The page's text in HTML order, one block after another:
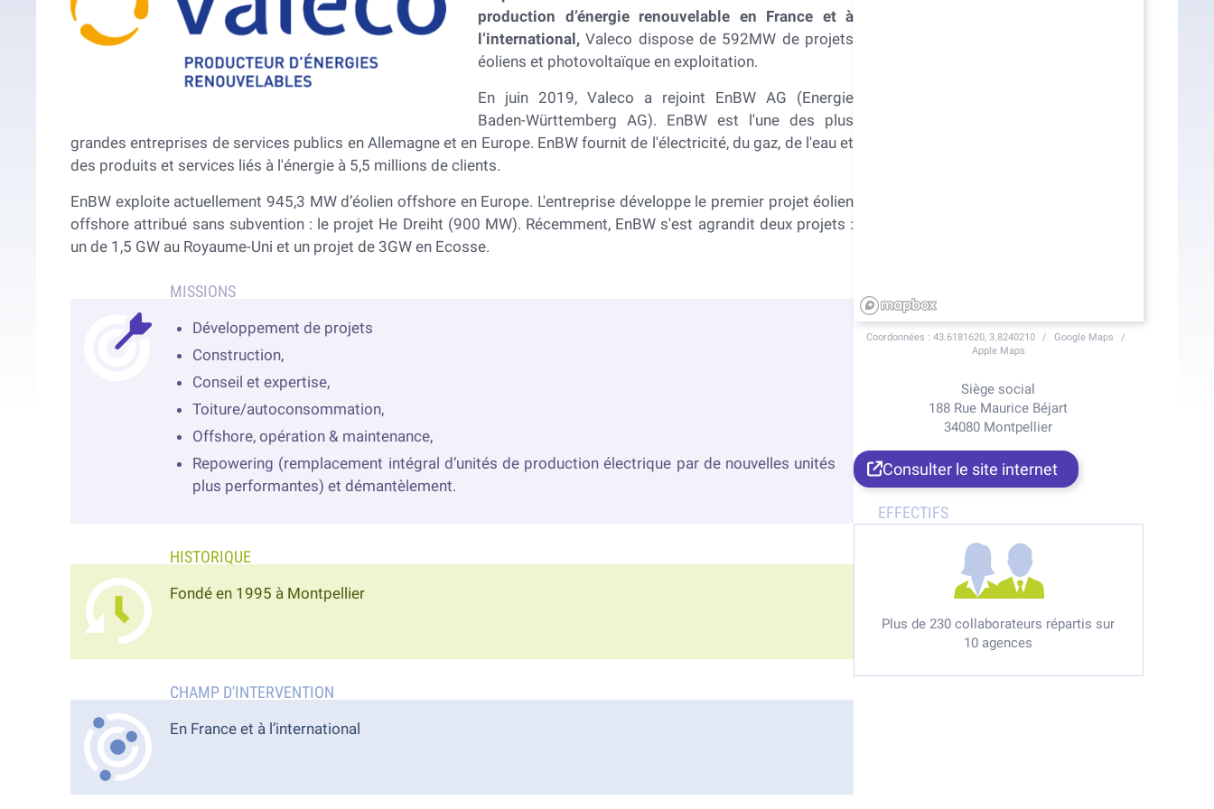
production d’énergie renouvelable en France et à
l’international, Valeco dispose de 592MW de projets
éoliens et photovoltaïque en exploitation.
En juin 2019, Valeco a rejoint EnBW AG (Energie
Baden-Württemberg AG). EnBW est l'une des plus
grandes entreprises de services publics en Allemagne et en Europe. EnBW fournit de l'électricité, du gaz, de l'eau et
des produits et services liés à l'énergie à 5,5 millions de clients.
EnBW exploite actuellement 945,3 MW d’éolien offshore en Europe. L'entreprise développe le premier projet éolien
offshore attribué sans subvention : le projet He Dreiht (900 MW). Récemment, EnBW s'est agrandit deux projets :
un de 1,5 GW au Royaume-Uni et un projet de 3GW en Ecosse.
Développement de projets
Construction,
Conseil et expertise,
Toiture/autoconsommation,
Offshore, opération & maintenance,
Repowering (remplacement intégral d’unités de production électrique par de nouvelles unités
plus performantes) et démantèlement.
Fondé en 1995 à Montpellier
En France et à l’international
Coordonnées :43.6181620, 3.8240210
Google Maps
Apple Maps
Siège social
188 Rue Maurice Béjart
34080 Montpellier
Consulter le site internet
Plus de 230 collaborateurs répartis sur
10 agences